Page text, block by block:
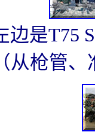
边是T75
从枪管、